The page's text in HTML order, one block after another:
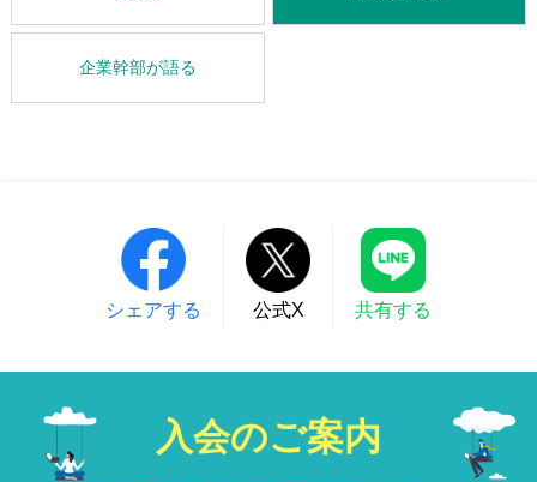
企業幹部が語る
シェアする 公式X 共有する
入会のご案内